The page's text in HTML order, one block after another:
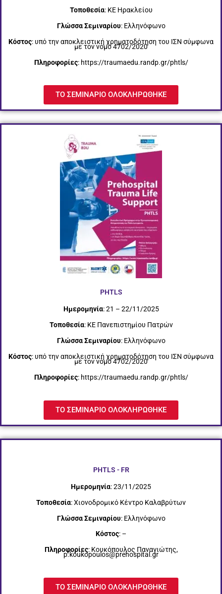
Τοποθεσία: ΚΕ Ηρακλείου
Γλώσσα Σεμιναρίου: Ελληνόφωνο
Κόστος: υπό την αποκλειστική χρηματοδότηση του ΙΣΝ σύμφωνα
με τον νόμο 4702/2020
Πληροφορίες: https://traumaedu.randp.gr/phtls/
ΤΟ ΣΕΜΙΝΑΡΙΟ ΟΛΟΚΛΗΡΩΘΗΚΕ
PHTLS
Ημερομηνία: 21 – 22/11/2025
Τοποθεσία: ΚΕ Πανεπιστημίου Πατρών
Γλώσσα Σεμιναρίου: Ελληνόφωνο
Κόστος: υπό την αποκλειστική χρηματοδότηση του ΙΣΝ σύμφωνα
με τον νόμο 4702/2020
Πληροφορίες: https://traumaedu.randp.gr/phtls/
ΤΟ ΣΕΜΙΝΑΡΙΟ ΟΛΟΚΛΗΡΩΘΗΚΕ
PHTLS - FR
Ημερομηνία: 23/11/2025
Τοποθεσία: Χιονοδρομικό Κέντρο Καλαβρύτων
Γλώσσα Σεμιναρίου: Ελληνόφωνο
Κόστος: –
Πληροφορίες: Κουκόπουλος Παναγιώτης,
p.koukopoulos@prehospital.gr
ΤΟ ΣΕΜΙΝΑΡΙΟ ΟΛΟΚΛΗΡΩΘΗΚΕ